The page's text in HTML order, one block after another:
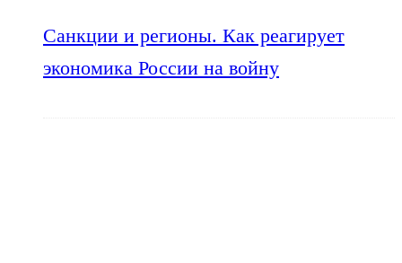
Санкции и регионы. Как реагирует
экономика России на войну